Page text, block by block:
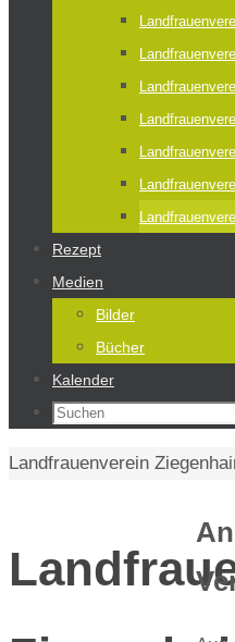
Rezept
Medien
Bilder
Bücher
Kalender
Suchen
Start
Landfrauenverein